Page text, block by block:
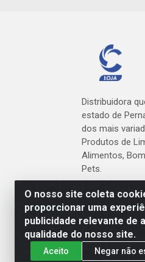
O nosso site coleta
proporcionar uma
publicidade relevante de
qualidade do nosso site.
Aceito Negar não
Distribuidora
estado de
dos mais
Produtos de
Alimentos,
Pets.